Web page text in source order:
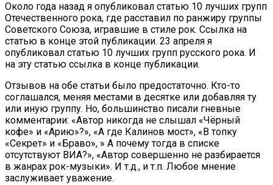
Около года назад я опубликовал статью 10 лучших групп
Отечественного рока, где расставил по ранжиру группы
Советского Союза, игравшие в стиле рок. Ссылка на
статью в конце этой публикации. 23 апреля я
опубликовал статью 10 лучших групп русского рока. И
на эту статью ссылка в конце публикации.
Отзывов на обе статьи было предостаточно. Кто-то
соглашался, меняя местами в десятке или добавляя ту
или иную группу. Но, большинство писали гневные
комментарии: «Автор никогда не слышал «Чёрный
кофе» и «Арию»?», «А где Калинов мост», «В топку
«Секрет» и «Браво», » А почему тогда в списке
отсутствуют ВИА?», «Автор совершенно не разбирается
в жанрах рок-музыки». И т.д., и т.п. Любое мнение
заслуживает уважение.